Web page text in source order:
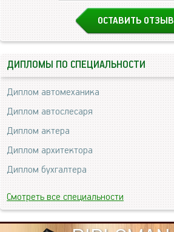
ОСТАВИТЬ ОТЗЫВ
ДИПЛОМЫ ПО СПЕЦИАЛЬНОСТИ
Диплом автомеханика
Диплом автослесаря
Диплом актера
Диплом архитектора
Диплом бухгалтера
Смотреть все специальности